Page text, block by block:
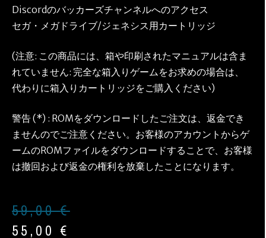
Discordのバッカーズチャンネルへのアクセス
セガ・メガドライブ/ジェネシス用カートリッジ
(注意: この商品には、箱や印刷されたマニュアルは含ま
れていません: 完全な箱入りゲームをお求めの場合は、
代わりに箱入りカートリッジをご購入ください)
警告 (*) : ROMをダウンロードしたご注文は、返金でき
ませんのでご注意ください。お客様のアカウントからゲ
ームのROMファイルをダウンロードすることで、お客様
は撤回および返金の権利を放棄したことになります。
59,00€
55,00 €